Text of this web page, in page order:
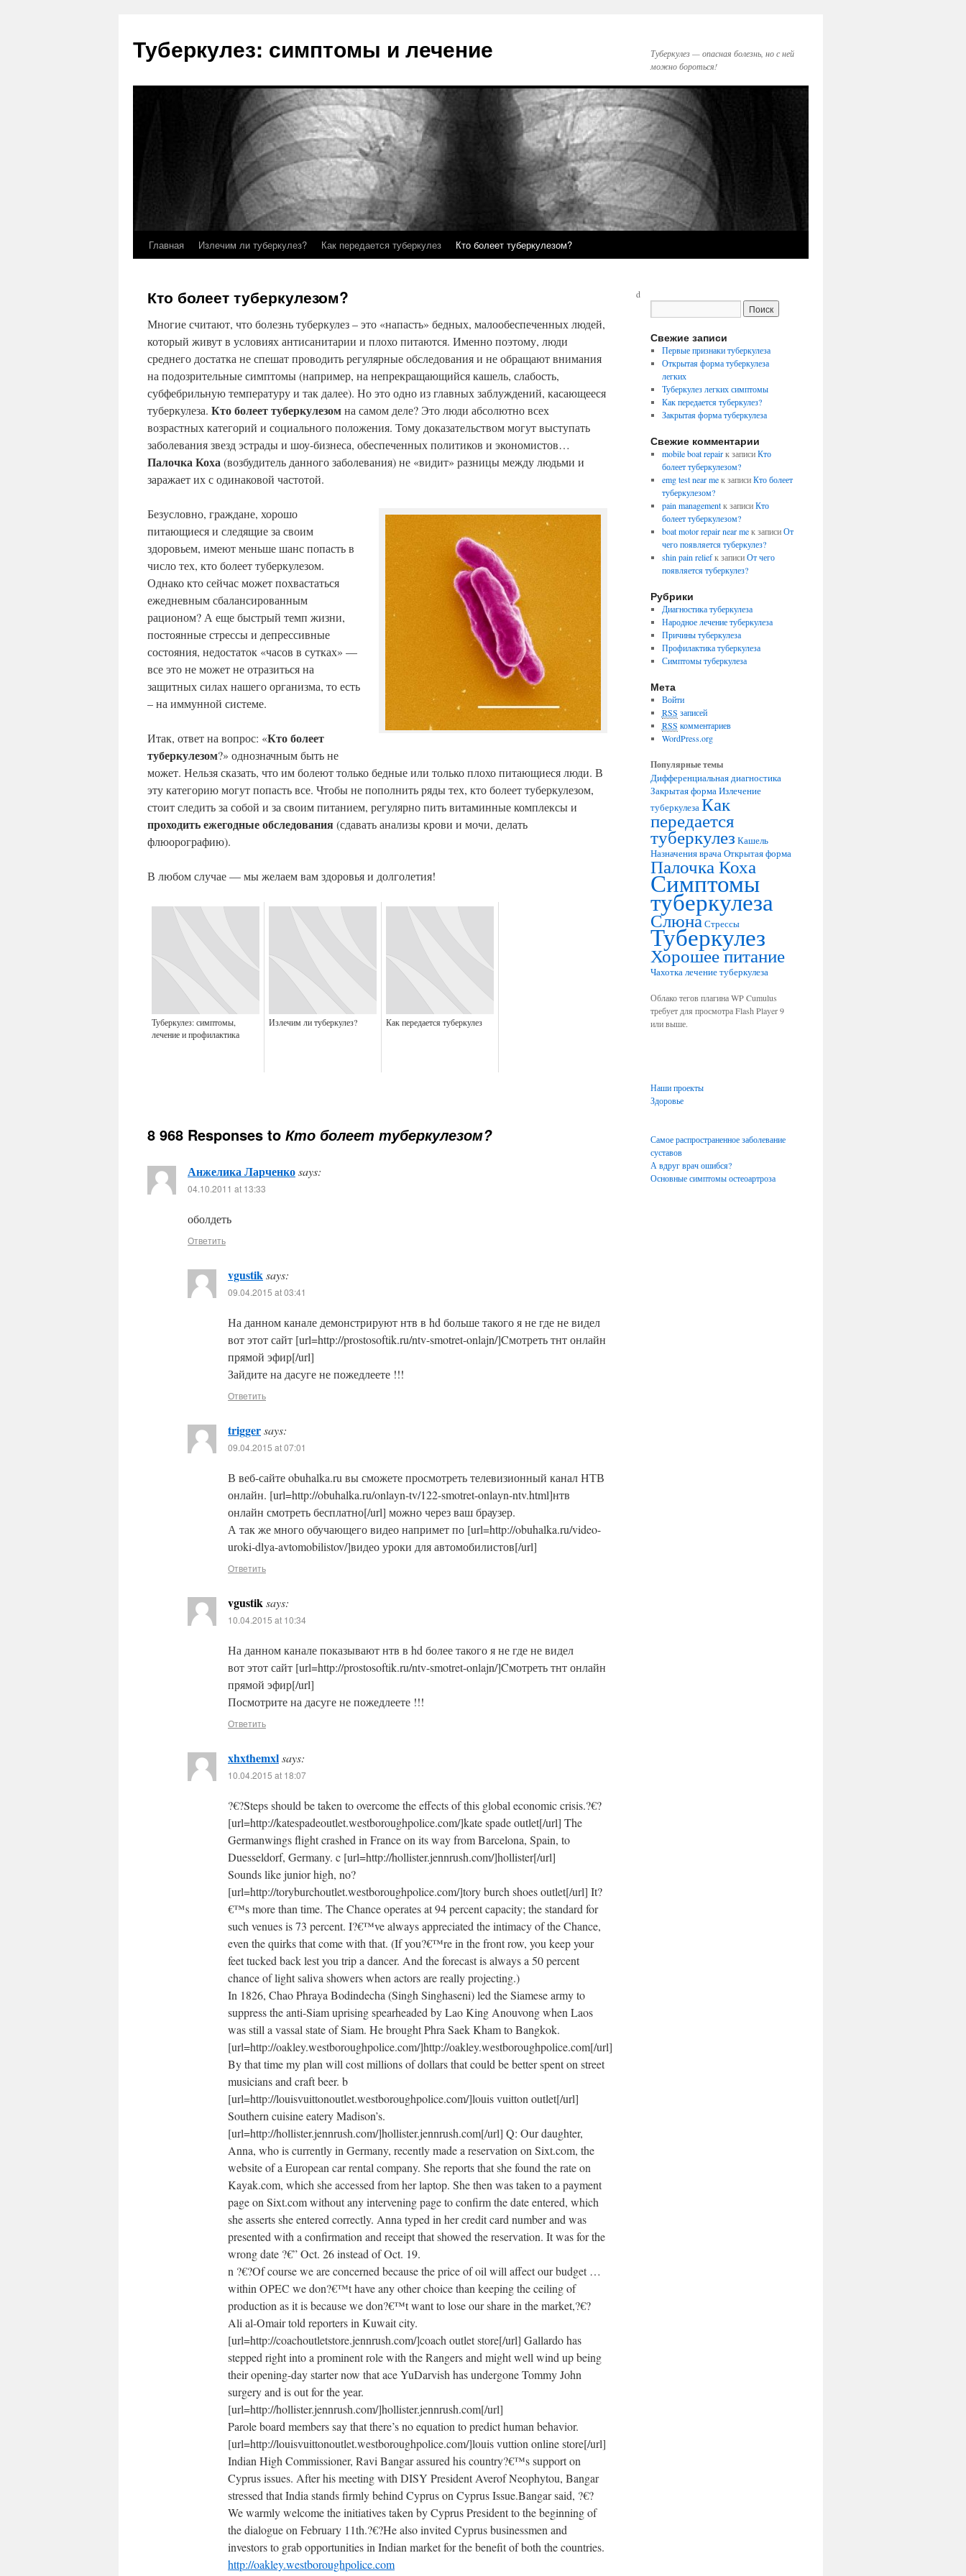
Туберкулез: симптомы и лечение
Туберкулез — опасная болезнь, но с ней
можно бороться!
Главная Излечим ли туберкулез? Как передается туберкулез Кто болеет туберкулезом?
Кто болеет туберкулезом?
Многие считают, что болезнь туберкулез – это «напасть» бедных, малообеспеченных людей,
который живут в условиях антисанитарии и плохо питаются. Именно поэтому, люди
среднего достатка не спешат проводить регулярные обследования и не обращают внимания
на подозрительные симптомы (например, на непрекращающийся кашель, слабость,
субфебрильную температуру и так далее). Но это одно из главных заблуждений, касающееся
туберкулеза. Кто болеет туберкулезомна самом деле? Это люди абсолютно всех
возрастных категорий и социального положения. Тому доказательством могут выступать
заболевания звезд эстрады и шоу-бизнеса, обеспеченных политиков и экономистов…
Палочка Коха(возбудитель данного заболевания) не «видит» разницы между людьми и
заражает их с одинаковой частотой.
Безусловно, граждане, хорошо
питающиеся и следящие за своим
здоровьем, имеют меньше шанс попасть в
число тех, кто болеет туберкулезом.
Однако кто сейчас может похвастаться
ежедневным сбалансированным
рационом? А еще быстрый темп жизни,
постоянные стрессы и депрессивные
состояния, недостаток «часов в сутках» —
все это не может не отразиться на
защитных силах нашего организма, то есть
– на иммунной системе.
Итак, ответ на вопрос: «Кто болеет
туберкулезом?» однозначным быть не
может. Нельзя сказать, что им болеют только бедные или только плохо питающиеся люди. В
эту категорию могут попасть все. Чтобы не пополнить ряды тех, кто болеет туберкулезом,
стоит следить за собой и за своим питанием, регулярно пить витаминные комплексы и
проходить ежегодные обследования(сдавать анализы крови и мочи, делать
флюорографию).
В любом случае — мы желаем вам здоровья и долголетия!
Туберкулез: симптомы,
лечение и профилактика
Излечим ли туберкулез? Как передается туберкулез
8 968 Responses to Кто болеет туберкулезом?
Анжелика Ларченкоsays:
04.10.2011 at 13:33
оболдеть
Ответить
vgustiksays:
09.04.2015 at 03:41
На данном канале демонстрируют нтв в hd больше такого я не где не видел
вот этот сайт [url=http://prostosoftik.ru/ntv-smotret-onlajn/]Cмотреть тнт онлайн
прямой эфир[/url]
Зайдите на дасуге не пожедлеете !!!
Ответить
triggersays:
09.04.2015 at 07:01
В веб-сайте obuhalka.ru вы сможете просмотреть телевизионный канал НТВ
онлайн. [url=http://obuhalka.ru/onlayn-tv/122-smotret-onlayn-ntv.html]нтв
онлайн смотреть бесплатно[/url] можно через ваш браузер.
А так же много обучающего видео напримет по [url=http://obuhalka.ru/video-
uroki-dlya-avtomobilistov/]видео уроки для автомобилистов[/url]
Ответить
vgustiksays:
10.04.2015 at 10:34
На данном канале показывают нтв в hd более такого я не где не видел
вот этот сайт [url=http://prostosoftik.ru/ntv-smotret-onlajn/]Cмотреть тнт онлайн
прямой эфир[/url]
Посмотрите на дасуге не пожедлеете !!!
Ответить
xhxthemxlsays:
10.04.2015 at 18:07
?€?Steps should be taken to overcome the effects of this global economic crisis.?€?
[url=http://katespadeoutlet.westboroughpolice.com/]kate spade outlet[/url] The
Germanwings flight crashed in France on its way from Barcelona, Spain, to
Duesseldorf, Germany. c [url=http://hollister.jennrush.com/]hollister[/url]
Sounds like junior high, no?
[url=http://toryburchoutlet.westboroughpolice.com/]tory burch shoes outlet[/url] It?
€™s more than time. The Chance operates at 94 percent capacity; the standard for
such venues is 73 percent. I?€™ve always appreciated the intimacy of the Chance,
even the quirks that come with that. (If you?€™re in the front row, you keep your
feet tucked back lest you trip a dancer. And the forecast is always a 50 percent
chance of light saliva showers when actors are really projecting.)
In 1826, Chao Phraya Bodindecha (Singh Singhaseni) led the Siamese army to
suppress the anti-Siam uprising spearheaded by Lao King Anouvong when Laos
was still a vassal state of Siam. He brought Phra Saek Kham to Bangkok.
[url=http://oakley.westboroughpolice.com/]http://oakley.westboroughpolice.com[/url]
By that time my plan will cost millions of dollars that could be better spent on street
musicians and craft beer. b
[url=http://louisvuittonoutlet.westboroughpolice.com/]louis vuitton outlet[/url]
Southern cuisine eatery Madison’s.
[url=http://hollister.jennrush.com/]hollister.jennrush.com[/url] Q: Our daughter,
Anna, who is currently in Germany, recently made a reservation on Sixt.com, the
website of a European car rental company. She reports that she found the rate on
Kayak.com, which she accessed from her laptop. She then was taken to a payment
page on Sixt.com without any intervening page to confirm the date entered, which
she asserts she entered correctly. Anna typed in her credit card number and was
presented with a confirmation and receipt that showed the reservation. It was for the
wrong date ?€” Oct. 26 instead of Oct. 19.
n ?€?Of course we are concerned because the price of oil will affect our budget …
within OPEC we don?€™t have any other choice than keeping the ceiling of
production as it is because we don?€™t want to lose our share in the market,?€?
Ali al-Omair told reporters in Kuwait city.
[url=http://coachoutletstore.jennrush.com/]coach outlet store[/url] Gallardo has
stepped right into a prominent role with the Rangers and might well wind up being
their opening-day starter now that ace YuDarvish has undergone Tommy John
surgery and is out for the year.
[url=http://hollister.jennrush.com/]hollister.jennrush.com[/url]
Parole board members say that there’s no equation to predict human behavior.
[url=http://louisvuittonoutlet.westboroughpolice.com/]louis vuttion online store[/url]
Indian High Commissioner, Ravi Bangar assured his country?€™s support on
Cyprus issues. After his meeting with DISY President Averof Neophytou, Bangar
stressed that India stands firmly behind Cyprus on Cyprus Issue.Bangar said, ?€?
We warmly welcome the initiatives taken by Cyprus President to the beginning of
the dialogue on February 11th.?€?He also invited Cyprus businessmen and
investors to grab opportunities in Indian market for the benefit of both the countries.
http://oakley.westboroughpolice.com
Свежие записи
Первые признаки туберкулеза
Открытая форма туберкулеза
легких
Туберкулез легких симптомы
Как передается туберкулез?
Закрытая форма туберкулеза
Свежие комментарии
mobile boat repairк записиКто
болеет туберкулезом?
emg test near meк записиКто болеет
туберкулезом?
pain managementк записиКто
болеет туберкулезом?
boat motor repair near meк записиОт
чего появляется туберкулез?
shin pain reliefк записиОт чего
появляется туберкулез?
Рубрики
Диагностика туберкулеза
Народное лечение туберкулеза
Причины туберкулеза
Профилактика туберкулеза
Симптомы туберкулеза
Мета
Войти
RSS записей
RSS комментариев
WordPress.org
Популярные темы
Дифференциальная диагностика
Закрытая формаИзлечение
туберкулезаКак
передается
туберкулез Кашель
Назначения врачаОткрытая форма
Палочка Коха
Симптомы
туберкулеза
СлюнаСтрессы
Туберкулез
Хорошее питание
Чахоткалечение туберкулеза
Облако тегов плагина WP Cumulus
требует для просмотра Flash Player 9
или выше.
Наши проекты
Здоровье
Самое распространенное заболевание
суставов
А вдруг врач ошибся?
Основные симптомы остеоартроза
d